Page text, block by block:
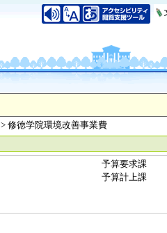
> 修徳学院環境改善事業費
予算要求課
予算計上課